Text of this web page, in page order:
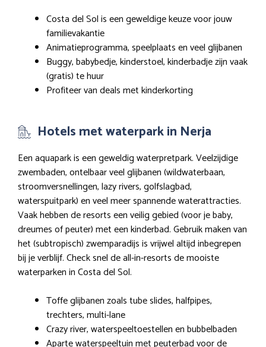
Costa del Sol is een geweldige keuze voor jouw
familievakantie
Animatieprogramma, speelplaats en veel glijbanen
Buggy, babybedje, kinderstoel, kinderbadje zijn vaak
(gratis) te huur
Profiteer van deals met kinderkorting
Hotels met waterpark in Nerja
Een aquapark is een geweldig waterpretpark. Veelzijdige
zwembaden, ontelbaar veel glijbanen (wildwaterbaan,
stroomversnellingen, lazy rivers, golfslagbad,
waterspuitpark) en veel meer spannende waterattracties.
Vaak hebben de resorts een veilig gebied (voor je baby,
dreumes of peuter) met een kinderbad. Gebruik maken van
het (subtropisch) zwemparadijs is vrijwel altijd inbegrepen
bij je verblijf. Check snel de all-in-resorts de mooiste
waterparken in Costa del Sol.
Toffe glijbanen zoals tube slides, halfpipes,
trechters, multi-lane
Crazy river, waterspeeltoestellen en bubbelbaden